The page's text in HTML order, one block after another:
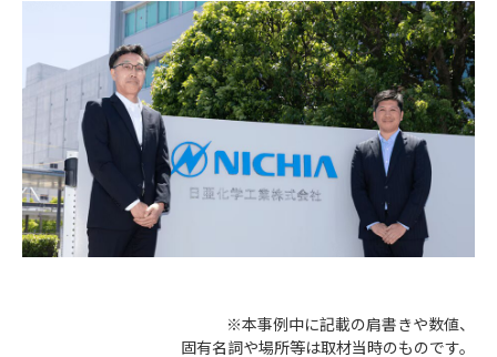
※本事例中に記載の肩書きや数値、
固有名詞や場所等は取材当時のものです。